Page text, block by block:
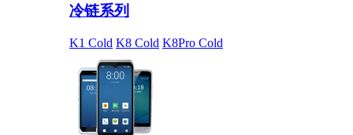
冷链系列
K1 Cold K8 Cold K8Pro Cold